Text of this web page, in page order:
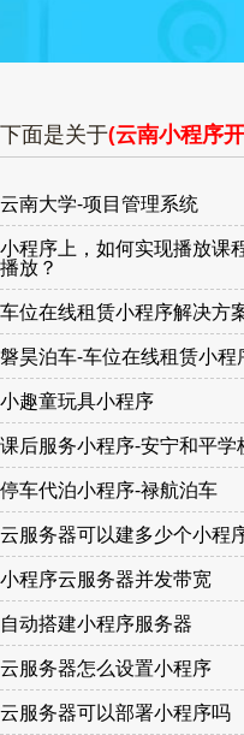
下面是关于(云南小程序
云南大学-项目管理系统
小程序上，如何实现播放课
播放？
车位在线租赁小程序解决方
磐昊泊车-车位在线租赁小程
小趣童玩具小程序
课后服务小程序-安宁和平学
停车代泊小程序-禄航泊车
云服务器可以建多少个小程
小程序云服务器并发带宽
自动搭建小程序服务器
云服务器怎么设置小程序
云服务器可以部署小程序吗